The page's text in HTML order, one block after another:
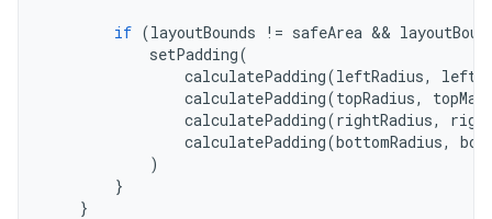
if (layoutBounds != safeArea &&
setPadding(
calculatePadding(leftRadius,
calculatePadding(topRadius,
calculatePadding(rightRadius,
calculatePadding(bottomRadius,
)
}
}